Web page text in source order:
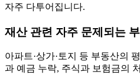
자주 다투어집니다.
재산 관련 자주 문제되는
아파트·상가·토지 등 부동산의
과 예금 누락, 주식과 보험금의